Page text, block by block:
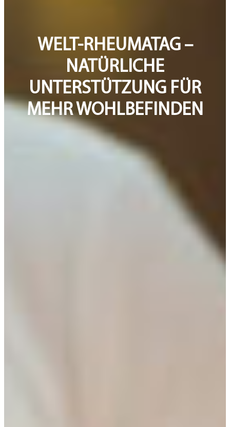
WELT-RHEUMATAG –
NATÜRLICHE
UNTERSTÜTZUNG FÜR
MEHR WOHLBEFINDEN